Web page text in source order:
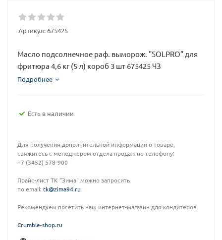
Артикул:675425
Масло подсолнечное раф. выморож. "SOLPRO" для
фритюра 4,6 кг (5 л) короб 3 шт 675425 ЧЗ
Подробнее
Есть в наличии
Для получения дополнительной информации о товаре,
свяжитесь с менеджером отдела продаж по телефону:
+7 (3452) 578-900
Прайс-лист ТК "Зима" можно запросить
по email: tk@zima94.ru
Рекомендуем посетить наш интернет-магазин для кондитеров
Crumble-shop.ru